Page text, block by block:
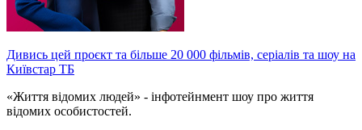
Дивись цей проєкт та більше 20 000 фільмів, серіалів та шоу на
Київстар ТБ
«Життя відомих людей» - інфотейнмент шоу про життя
відомих особистостей.